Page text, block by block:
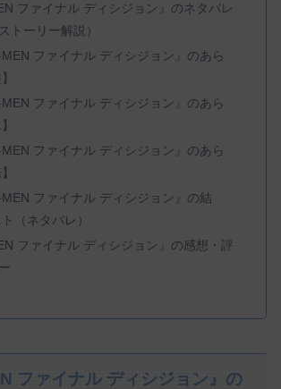
ファイナル ディシジョン』のネタバレ
トーリー解説）
ファイナル ディシジョン』のあら
ファイナル ディシジョン』のあら
ファイナル ディシジョン』のあら
ファイナル ディシジョン』の結
（ネタバレ）
ファイナル ディシジョン』の感想・評
ファイナル ディシジョン』の